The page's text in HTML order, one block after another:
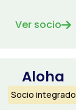
Ver socio
Aloha
Socio integrado